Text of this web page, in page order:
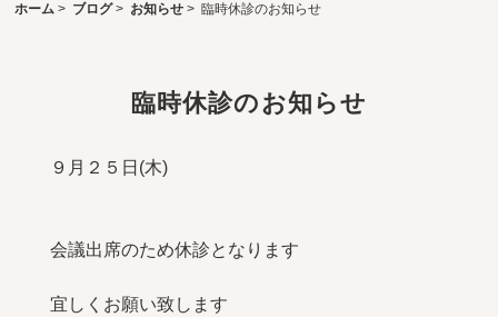
ホーム > ブログ> お知らせ > 臨時休診のお知らせ
臨時休診のお知らせ
９月２５日(木)
会議出席のため休診となります
宜しくお願い致します